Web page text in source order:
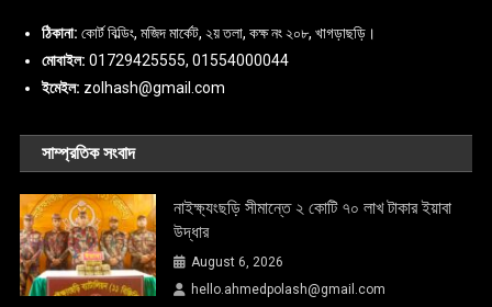
ঠিকানা: কোর্ট বিল্ডিং, মজিদ মার্কেট, ২য় তলা, কক্ষ নং ২০৮, খাগড়াছড়ি।
মোবাইল: 01729425555, 01554000044
ইমেইল: zolhash@gmail.com
সাম্প্রতিক সংবাদ
নাইক্ষ্যংছড়ি সীমান্তে ২ কোটি ৭০ লাখ টাকার ইয়াবা
উদ্ধার
August 6, 2026
hello.ahmedpolash@gmail.com